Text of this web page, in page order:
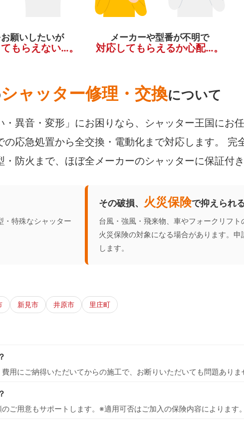
願いしたいが
もらえない…。
メーカーや型番が不明で
対応してもらえるか心配…。
シャッター修理・交換について
異音・変形」にお困りなら、シャッター王国にお
応急処置から全交換・電動化まで対応します。 完
防火まで、ほぼ全メーカーのシャッターに保証付き
・特殊なシャッター
その破損、 火災保険で抑えられ
台風・強風・飛来物、車やフォークリフ
火災保険の対象になる場合があります。
します。
新見市 井原市 里庄町
用にご納得いただいてからの施工で、お断りいただいても問題ありま
ご用意もサポートします。※適用可否はご加入の保険内容によります。